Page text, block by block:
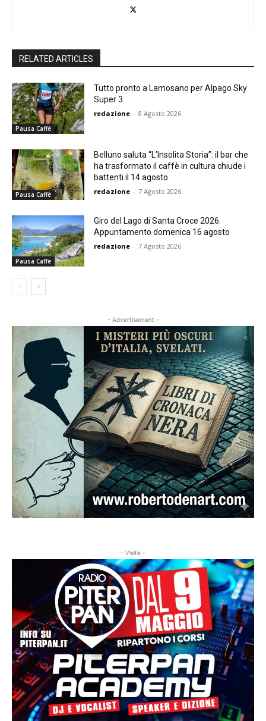
RELATED ARTICLES
Pausa Caffè
Tutto pronto a Lamosano per Alpago Sky
Super 3
redazione - 8 Agosto 2026
Pausa Caffè
Belluno saluta “L’Insolita Storia”: il bar che
ha trasformato il caffè in cultura chiude i
battenti il 14 agosto
redazione - 7 Agosto 2026
Pausa Caffè
Giro del Lago di Santa Croce 2026.
Appuntamento domenica 16 agosto
redazione - 7 Agosto 2026
- Advertisement -
- Visite -